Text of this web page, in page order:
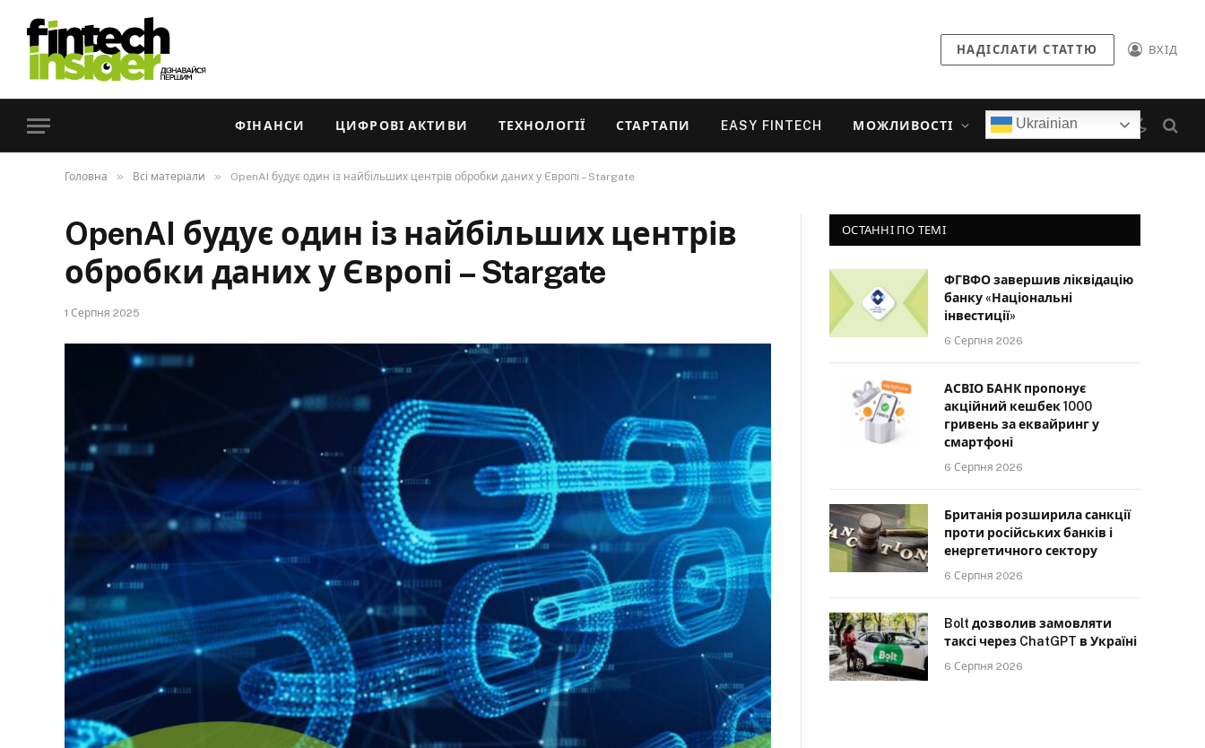
НАДІСЛАТИ СТАТТЮ ВХІД
ФІНАНСИ ЦИФРОВІ АКТИВИ ТЕХНОЛОГІЇ СТАРТАПИ EASY FINTECH МОЖЛИВОСТІ Ukrainian
Головна » Всі матеріали » OpenAI будує один із найбільших центрів обробки даних у Європі – Stargate
OpenAI будує один із найбільших центрів
обробки даних у Європі – Stargate
1 Серпня 2025
ОСТАННІ ПО ТЕМІ
ФГВФО завершив ліквідацію
банку «Національні
інвестиції»
6 Серпня 2026
АСВІО БАНК пропонує
акційний кешбек 1000
гривень за еквайринг у
смартфоні
6 Серпня 2026
Британія розширила санкції
проти російських банків і
енергетичного сектору
6 Серпня 2026
Bolt дозволив замовляти
таксі через ChatGPT в Україні
6 Серпня 2026